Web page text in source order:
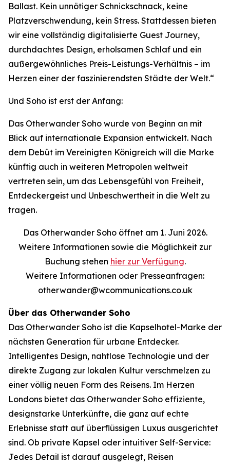
Ballast. Kein unnötiger Schnickschnack, keine
Platzverschwendung, kein Stress. Stattdessen bieten
wir eine vollständig digitalisierte Guest Journey,
durchdachtes Design, erholsamen Schlaf und ein
außergewöhnliches Preis-Leistungs-Verhältnis – im
Herzen einer der faszinierendsten Städte der Welt.“
Und Soho ist erst der Anfang:
Das Otherwander Soho wurde von Beginn an mit
Blick auf internationale Expansion entwickelt. Nach
dem Debüt im Vereinigten Königreich will die Marke
künftig auch in weiteren Metropolen weltweit
vertreten sein, um das Lebensgefühl von Freiheit,
Entdeckergeist und Unbeschwertheit in die Welt zu
tragen.
Das Otherwander Soho öffnet am 1. Juni 2026.
Weitere Informationen sowie die Möglichkeit zur
Buchung stehen hier zur Verfügung.
Weitere Informationen oder Presseanfragen:
otherwander@wcommunications.co.uk
Über das Otherwander Soho
Das Otherwander Soho ist die Kapselhotel-Marke der
nächsten Generation für urbane Entdecker.
Intelligentes Design, nahtlose Technologie und der
direkte Zugang zur lokalen Kultur verschmelzen zu
einer völlig neuen Form des Reisens. Im Herzen
Londons bietet das Otherwander Soho effiziente,
designstarke Unterkünfte, die ganz auf echte
Erlebnisse statt auf überflüssigen Luxus ausgerichtet
sind. Ob private Kapsel oder intuitiver Self-Service:
Jedes Detail ist darauf ausgelegt, Reisen